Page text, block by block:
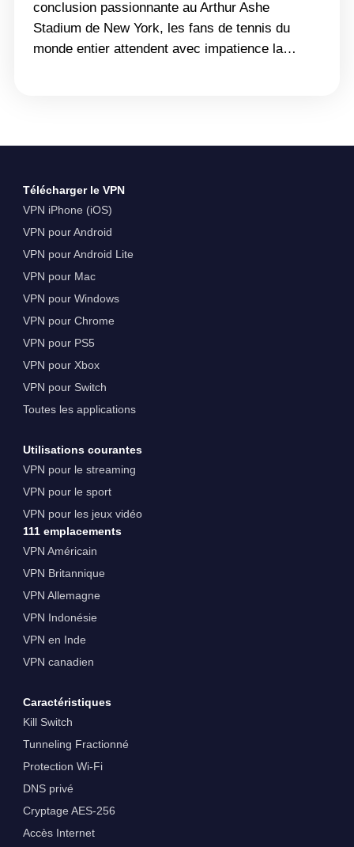
conclusion passionnante au Arthur Ashe
Stadium de New York, les fans de tennis du
monde entier attendent avec impatience la
n&#8217;importe où avec Turbo VPN
Télécharger le VPN
VPN iPhone (iOS)
VPN pour Android
VPN pour Android Lite
VPN pour Mac
VPN pour Windows
VPN pour Chrome
VPN pour PS5
VPN pour Xbox
VPN pour Switch
Toutes les applications
Utilisations courantes
VPN pour le streaming
VPN pour le sport
VPN pour les jeux vidéo
111 emplacements
VPN Américain
VPN Britannique
VPN Allemagne
VPN Indonésie
VPN en Inde
VPN canadien
Caractéristiques
Kill Switch
Tunneling Fractionné
Protection Wi-Fi
DNS privé
Cryptage AES-256
Accès Internet